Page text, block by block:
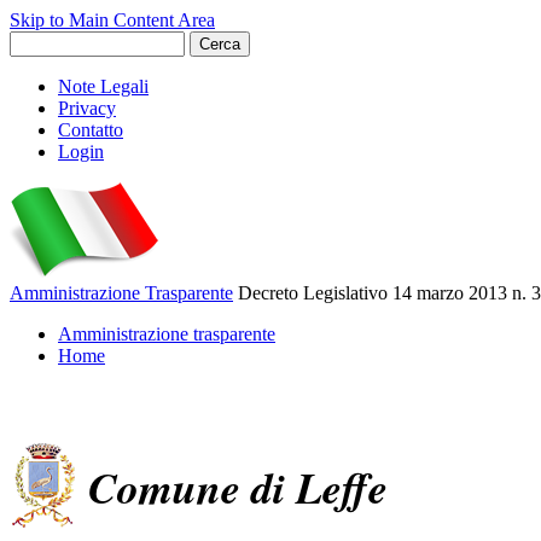
Skip to Main Content Area
Note Legali
Privacy
Contatto
Login
Amministrazione Trasparente Decreto Legislativo 14 marzo 2013 n.
Amministrazione trasparente
Home
Comune di Leffe